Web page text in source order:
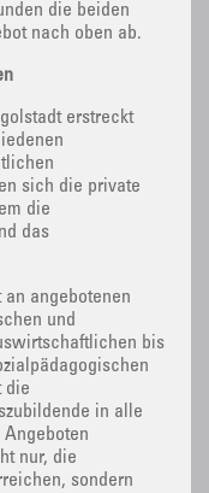
die beiden
nach oben ab.
erstreckt
sich die private
die
das
angebotenen
und
bis
die
in alle
nur, die
sondern